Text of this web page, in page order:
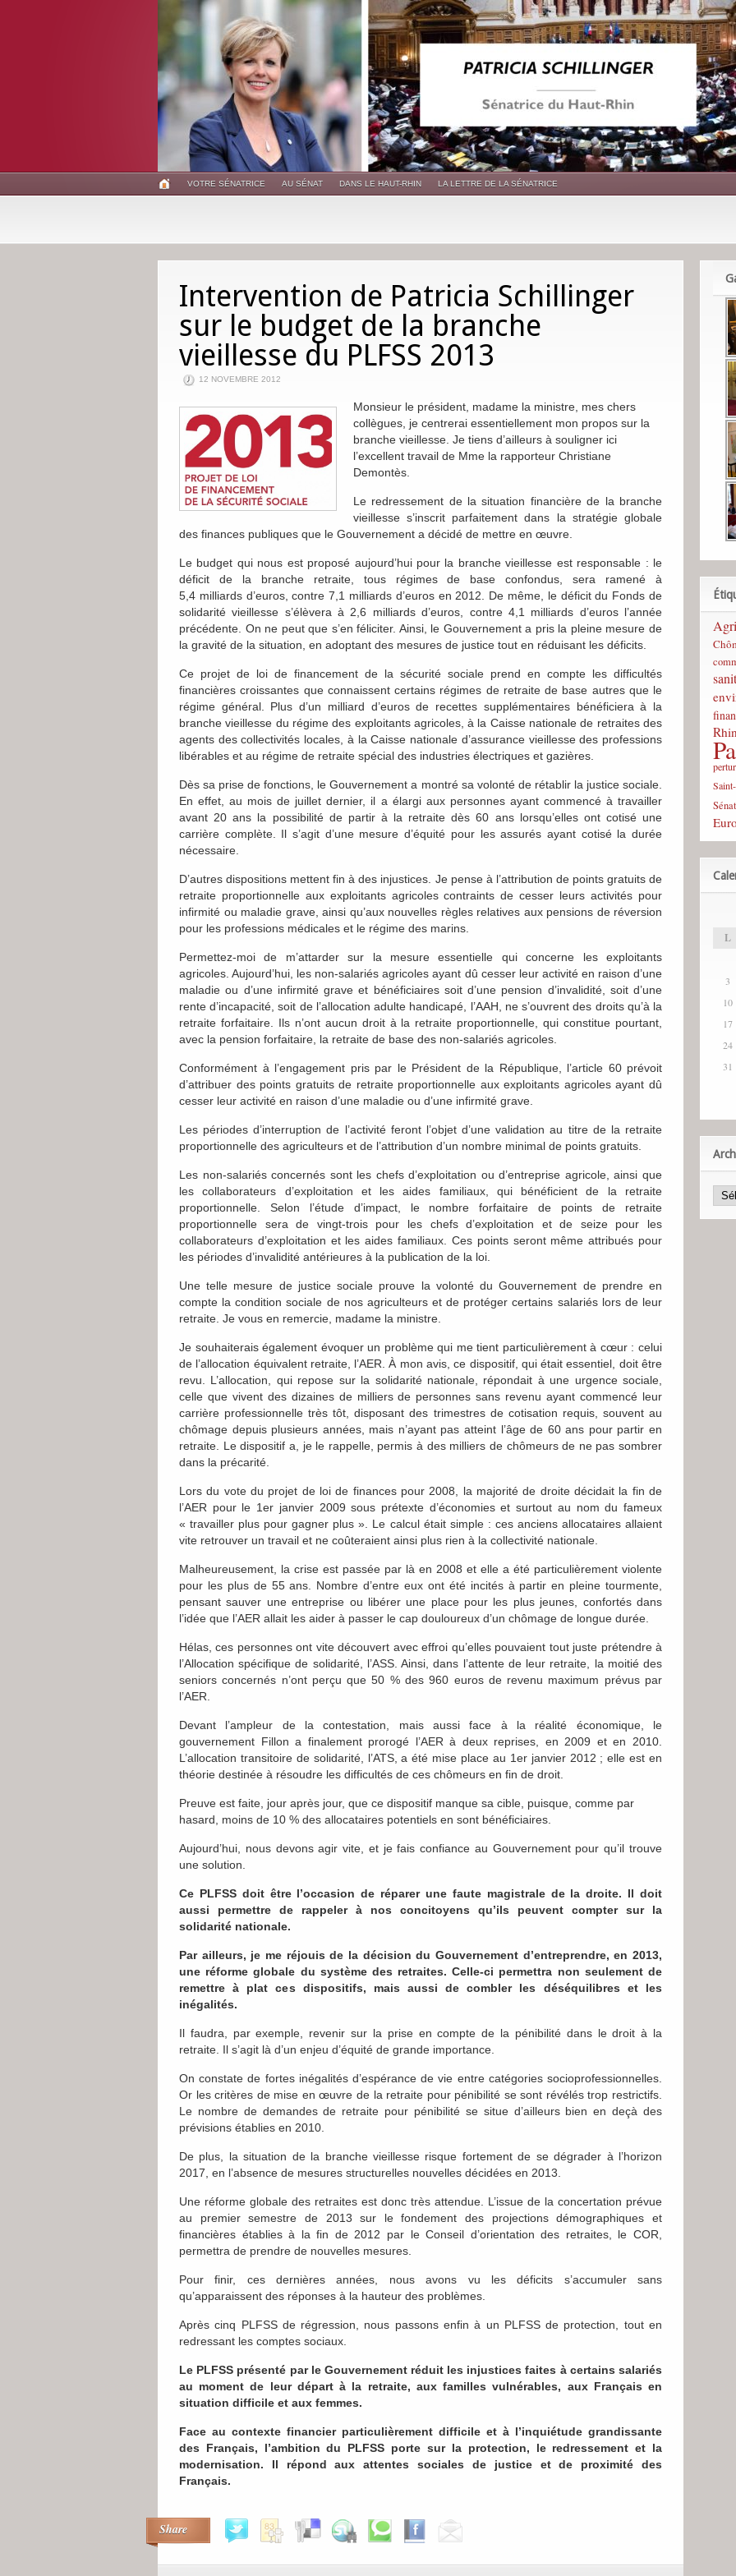
VOTRE SÉNATRICE AU SÉNAT DANS LE HAUT-RHIN LA LETTRE DE LA SÉNATRICE
Intervention de Patricia Schillinger
sur le budget de la branche
vieillesse du PLFSS 2013
12 NOVEMBRE 2012
Monsieur le président, madame la ministre, mes chers
collègues, je centrerai essentiellement mon propos sur la
branche vieillesse. Je tiens d’ailleurs à souligner ici
l’excellent travail de Mme la rapporteur Christiane
Demontès.
Le redressement de la situation financière de la branche
vieillesse s’inscrit parfaitement dans la stratégie globale
des finances publiques que le Gouvernement a décidé de mettre en œuvre.
Le budget qui nous est proposé aujourd’hui pour la branche vieillesse est responsable : le
déficit de la branche retraite, tous régimes de base confondus, sera ramené à
5,4 milliards d’euros, contre 7,1 milliards d’euros en 2012. De même, le déficit du Fonds de
solidarité vieillesse s’élèvera à 2,6 milliards d’euros, contre 4,1 milliards d’euros l’année
précédente. On ne peut que s’en féliciter. Ainsi, le Gouvernement a pris la pleine mesure de
la gravité de la situation, en adoptant des mesures de justice tout en réduisant les déficits.
Ce projet de loi de financement de la sécurité sociale prend en compte les difficultés
financières croissantes que connaissent certains régimes de retraite de base autres que le
régime général. Plus d’un milliard d’euros de recettes supplémentaires bénéficiera à la
branche vieillesse du régime des exploitants agricoles, à la Caisse nationale de retraites des
agents des collectivités locales, à la Caisse nationale d’assurance vieillesse des professions
libérables et au régime de retraite spécial des industries électriques et gazières.
Dès sa prise de fonctions, le Gouvernement a montré sa volonté de rétablir la justice sociale.
En effet, au mois de juillet dernier, il a élargi aux personnes ayant commencé à travailler
avant 20 ans la possibilité de partir à la retraite dès 60 ans lorsqu’elles ont cotisé une
carrière complète. Il s’agit d’une mesure d’équité pour les assurés ayant cotisé la durée
nécessaire.
D’autres dispositions mettent fin à des injustices. Je pense à l’attribution de points gratuits de
retraite proportionnelle aux exploitants agricoles contraints de cesser leurs activités pour
infirmité ou maladie grave, ainsi qu’aux nouvelles règles relatives aux pensions de réversion
pour les professions médicales et le régime des marins.
Permettez-moi de m’attarder sur la mesure essentielle qui concerne les exploitants
agricoles. Aujourd’hui, les non-salariés agricoles ayant dû cesser leur activité en raison d’une
maladie ou d’une infirmité grave et bénéficiaires soit d’une pension d’invalidité, soit d’une
rente d’incapacité, soit de l’allocation adulte handicapé, l’AAH, ne s’ouvrent des droits qu’à la
retraite forfaitaire. Ils n’ont aucun droit à la retraite proportionnelle, qui constitue pourtant,
avec la pension forfaitaire, la retraite de base des non-salariés agricoles.
Conformément à l’engagement pris par le Président de la République, l’article 60 prévoit
d’attribuer des points gratuits de retraite proportionnelle aux exploitants agricoles ayant dû
cesser leur activité en raison d’une maladie ou d’une infirmité grave.
Les périodes d’interruption de l’activité feront l’objet d’une validation au titre de la retraite
proportionnelle des agriculteurs et de l’attribution d’un nombre minimal de points gratuits.
Les non-salariés concernés sont les chefs d’exploitation ou d’entreprise agricole, ainsi que
les collaborateurs d’exploitation et les aides familiaux, qui bénéficient de la retraite
proportionnelle. Selon l’étude d’impact, le nombre forfaitaire de points de retraite
proportionnelle sera de vingt-trois pour les chefs d’exploitation et de seize pour les
collaborateurs d’exploitation et les aides familiaux. Ces points seront même attribués pour
les périodes d’invalidité antérieures à la publication de la loi.
Une telle mesure de justice sociale prouve la volonté du Gouvernement de prendre en
compte la condition sociale de nos agriculteurs et de protéger certains salariés lors de leur
retraite. Je vous en remercie, madame la ministre.
Je souhaiterais également évoquer un problème qui me tient particulièrement à cœur : celui
de l’allocation équivalent retraite, l’AER. À mon avis, ce dispositif, qui était essentiel, doit être
revu. L’allocation, qui repose sur la solidarité nationale, répondait à une urgence sociale,
celle que vivent des dizaines de milliers de personnes sans revenu ayant commencé leur
carrière professionnelle très tôt, disposant des trimestres de cotisation requis, souvent au
chômage depuis plusieurs années, mais n’ayant pas atteint l’âge de 60 ans pour partir en
retraite. Le dispositif a, je le rappelle, permis à des milliers de chômeurs de ne pas sombrer
dans la précarité.
Lors du vote du projet de loi de finances pour 2008, la majorité de droite décidait la fin de
l’AER pour le 1er janvier 2009 sous prétexte d’économies et surtout au nom du fameux
« travailler plus pour gagner plus ». Le calcul était simple : ces anciens allocataires allaient
vite retrouver un travail et ne coûteraient ainsi plus rien à la collectivité nationale.
Malheureusement, la crise est passée par là en 2008 et elle a été particulièrement violente
pour les plus de 55 ans. Nombre d’entre eux ont été incités à partir en pleine tourmente,
pensant sauver une entreprise ou libérer une place pour les plus jeunes, confortés dans
l’idée que l’AER allait les aider à passer le cap douloureux d’un chômage de longue durée.
Hélas, ces personnes ont vite découvert avec effroi qu’elles pouvaient tout juste prétendre à
l’Allocation spécifique de solidarité, l’ASS. Ainsi, dans l’attente de leur retraite, la moitié des
seniors concernés n’ont perçu que 50 % des 960 euros de revenu maximum prévus par
l’AER.
Devant l’ampleur de la contestation, mais aussi face à la réalité économique, le
gouvernement Fillon a finalement prorogé l’AER à deux reprises, en 2009 et en 2010.
L’allocation transitoire de solidarité, l’ATS, a été mise place au 1erjanvier 2012 ; elle est en
théorie destinée à résoudre les difficultés de ces chômeurs en fin de droit.
Preuve est faite, jour après jour, que ce dispositif manque sa cible, puisque, comme par
hasard, moins de 10 % des allocataires potentiels en sont bénéficiaires.
Aujourd’hui, nous devons agir vite, et je fais confiance au Gouvernement pour qu’il trouve
une solution.
Ce PLFSS doit être l’occasion de réparer une faute magistrale de la droite. Il doit
aussi permettre de rappeler à nos concitoyens qu’ils peuvent compter sur la
solidarité nationale.
Par ailleurs, je me réjouis de la décision du Gouvernement d’entreprendre, en 2013,
une réforme globale du système des retraites. Celle-ci permettra non seulement de
remettre à plat ces dispositifs, mais aussi de combler les déséquilibres et les
inégalités.
Il faudra, par exemple, revenir sur la prise en compte de la pénibilité dans le droit à la
retraite. Il s’agit là d’un enjeu d’équité de grande importance.
On constate de fortes inégalités d’espérance de vie entre catégories socioprofessionnelles.
Or les critères de mise en œuvre de la retraite pour pénibilité se sont révélés trop restrictifs.
Le nombre de demandes de retraite pour pénibilité se situe d’ailleurs bien en deçà des
prévisions établies en 2010.
De plus, la situation de la branche vieillesse risque fortement de se dégrader à l’horizon
2017, en l’absence de mesures structurelles nouvelles décidées en 2013.
Une réforme globale des retraites est donc très attendue. L’issue de la concertation prévue
au premier semestre de 2013 sur le fondement des projections démographiques et
financières établies à la fin de 2012 par le Conseil d’orientation des retraites, le COR,
permettra de prendre de nouvelles mesures.
Pour finir, ces dernières années, nous avons vu les déficits s’accumuler sans
qu’apparaissent des réponses à la hauteur des problèmes.
Après cinq PLFSS de régression, nous passons enfin à un PLFSS de protection, tout en
redressant les comptes sociaux.
Le PLFSS présenté par le Gouvernement réduit les injustices faites à certains salariés
au moment de leur départ à la retraite, aux familles vulnérables, aux Français en
situation difficile et aux femmes.
Face au contexte financier particulièrement difficile et à l’inquiétude grandissante
des Français, l’ambition du PLFSS porte sur la protection, le redressement et la
modernisation. Il répond aux attentes sociales de justice et de proximité des
Français.
Share
Sénat
L
3
10
17
24
31